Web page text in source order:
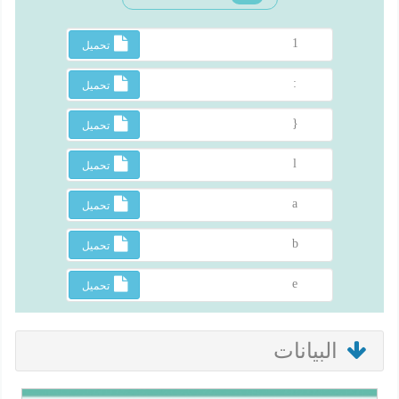
1 تحميل
: تحميل
{ تحميل
l تحميل
a تحميل
b تحميل
e تحميل
البيانات